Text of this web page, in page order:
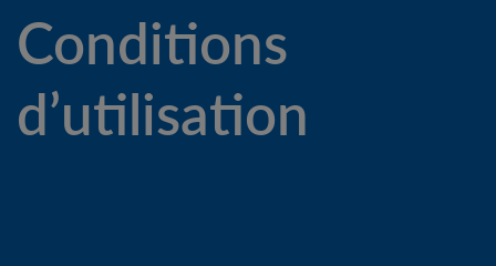
Conditions
d’utilisation